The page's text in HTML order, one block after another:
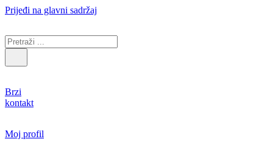
Prijeđi na glavni sadržaj
Brzi
kontakt
Moj profil